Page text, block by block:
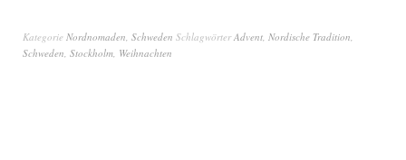
Kategorie Nordnomaden, Schweden SchlagwörterAdvent, Nordische Tradition,
Schweden, Stockholm, Weihnachten